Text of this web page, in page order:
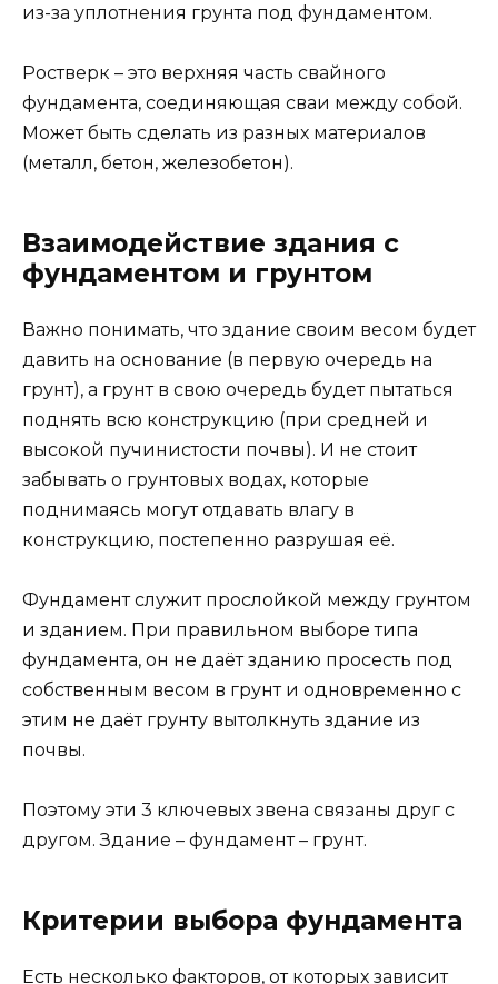
из-за уплотнения грунта под фундаментом.
Ростверк – это верхняя часть свайного
фундамента, соединяющая сваи между собой.
Может быть сделать из разных материалов
(металл, бетон, железобетон).
Взаимодействие здания с
фундаментом и грунтом
Важно понимать, что здание своим весом будет
давить на основание (в первую очередь на
грунт), а грунт в свою очередь будет пытаться
поднять всю конструкцию (при средней и
высокой пучинистости почвы). И не стоит
забывать о грунтовых водах, которые
поднимаясь могут отдавать влагу в
конструкцию, постепенно разрушая её.
Фундамент служит прослойкой между грунтом
и зданием. При правильном выборе типа
фундамента, он не даёт зданию просесть под
собственным весом в грунт и одновременно с
этим не даёт грунту вытолкнуть здание из
почвы.
Поэтому эти 3 ключевых звена связаны друг с
другом. Здание – фундамент – грунт.
Критерии выбора фундамента
Есть несколько факторов, от которых зависит